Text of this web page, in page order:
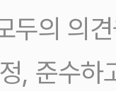
두의 의
, 준수하